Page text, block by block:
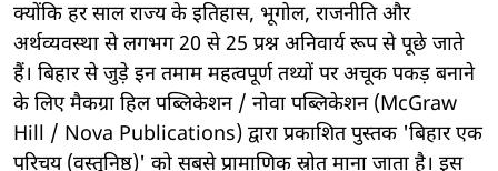
क्योंकि हर साल राज्य के इतिहास, भूगोल, राजनीति और
अर्थव्यवस्था से लगभग 20 से 25 प्रश्न अनिवार्य रूप से पूछे जाते
हैं। बिहार से जुड़े इन तमाम महत्वपूर्ण तथ्यों पर अचूक पकड़ बनाने
के लिए मैकग्रा हिल पब्लिकेशन / नोवा पब्लिकेशन (McGraw
Hill / Nova Publications) द्वारा प्रकाशित पुस्तक 'बिहार एक
परिचय (वस्तुनिष्ठ)' को सबसे प्रामाणिक स्रोत माना जाता है। इस